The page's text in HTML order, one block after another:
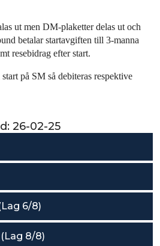
6/8)
8/8)
ut men DM-plaketter delas ut och
betalar startavgiften till 3-manna
resebidrag efter start.
på SM så debiteras respektive
26-02-25